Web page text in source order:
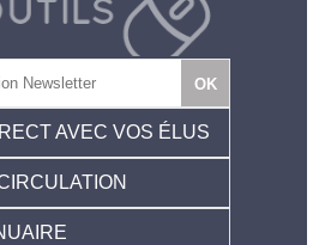
AVEC VOS ÉLUS